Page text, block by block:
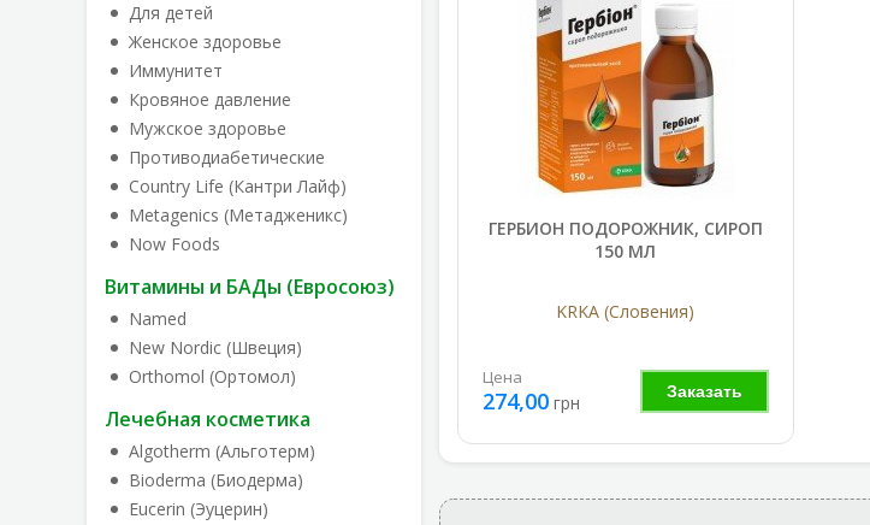
Для детей
Женское здоровье
Иммунитет
Кровяное давление
Мужское здоровье
Противодиабетические
Country Life (Кантри Лайф)
Metagenics (Метадженикс)
Now Foods
Витамины и БАДы (Евросоюз)
Named
New Nordic (Швеция)
Orthomol (Ортомол)
Лечебная косметика
Algotherm (Альготерм)
Bioderma (Биодерма)
Eucerin (Эуцерин)
ГЕРБИОН ПОДОРОЖНИК, СИРОП
150 МЛ
KRKA (Словения)
Заказать
Цена
274,00грн